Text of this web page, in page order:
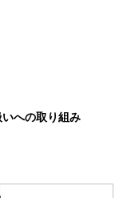
への取り組み